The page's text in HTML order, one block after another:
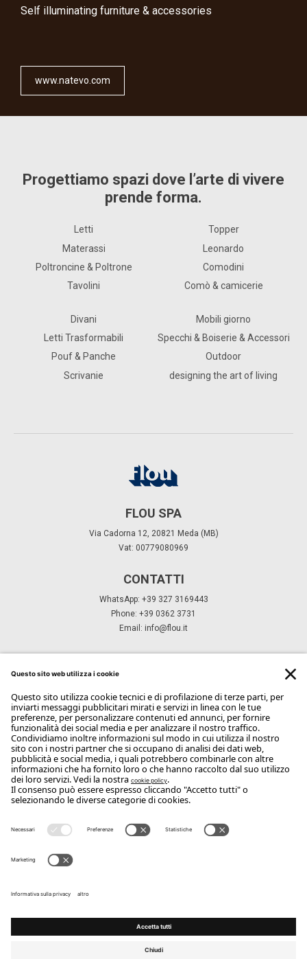
Self illuminating furniture & accessories
www.natevo.com
Progettiamo spazi dove l’arte di vivere
prende forma.
Letti
Materassi
Poltroncine & Poltrone
Tavolini
Topper
Leonardo
Comodini
Comò & camicerie
Divani
Letti Trasformabili
Pouf & Panche
Scrivanie
Mobili giorno
Specchi & Boiserie & Accessori
Outdoor
designing the art of living
FLOU SPA
Via Cadorna 12, 20821 Meda (MB)
Vat: 00779080969
CONTATTI
WhatsApp: +39 327 3169443
Phone: +39 0362 3731
Email: info@flou.it
Iscriviti
Copyright Flou 2026
Modifica impostazioni privacy